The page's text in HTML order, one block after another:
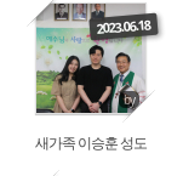
2023.06.18
by
Read More
새가족 이승훈 성도